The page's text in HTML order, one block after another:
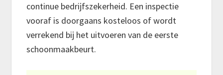
continue bedrijfszekerheid. Een inspectie
vooraf is doorgaans kosteloos of wordt
verrekend bij het uitvoeren van de eerste
schoonmaakbeurt.